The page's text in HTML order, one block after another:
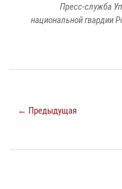
Пресс-служба
национальной гвардии
← Предыдущая